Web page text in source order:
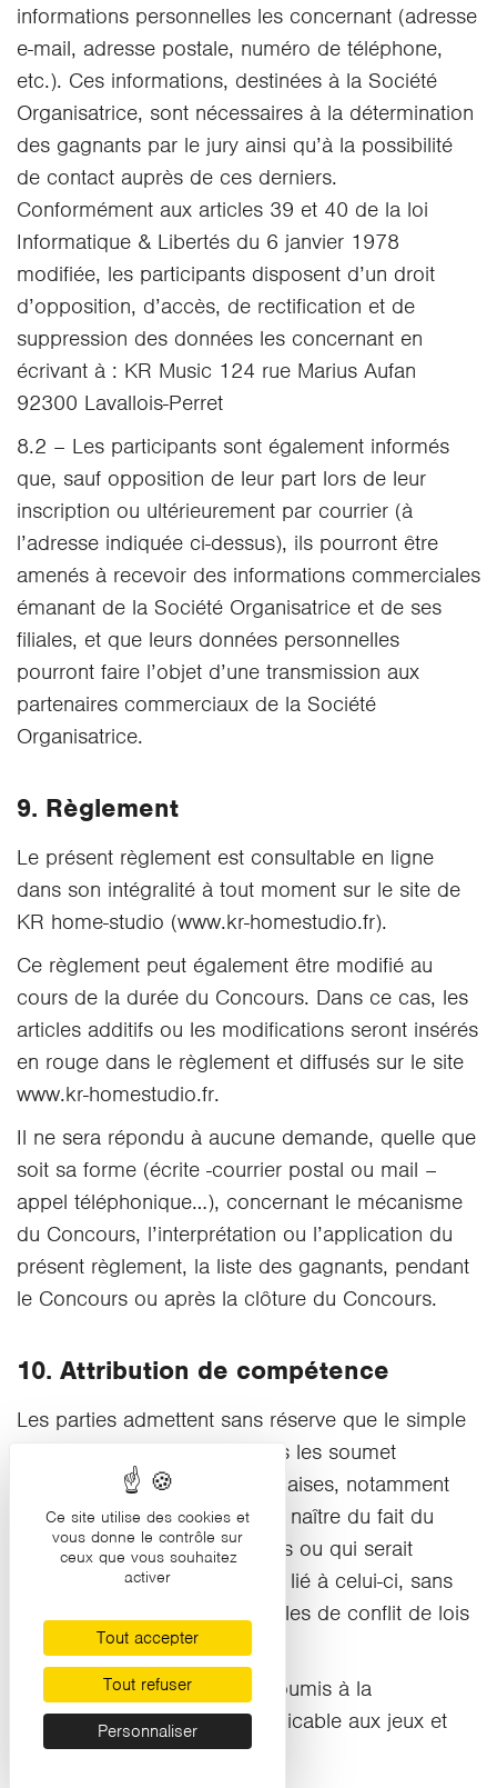
informations personnelles les concernant (adresse
e-mail, adresse postale, numéro de téléphone,
etc.). Ces informations, destinées à la Société
Organisatrice, sont nécessaires à la détermination
des gagnants par le jury ainsi qu’à la possibilité
de contact auprès de ces derniers.
Conformément aux articles 39 et 40 de la loi
Informatique & Libertés du 6 janvier 1978
modifiée, les participants disposent d’un droit
d’opposition, d’accès, de rectification et de
suppression des données les concernant en
écrivant à : KR Music 124 rue Marius Aufan
92300 Lavallois-Perret
8.2 – Les participants sont également informés
que, sauf opposition de leur part lors de leur
inscription ou ultérieurement par courrier (à
l’adresse indiquée ci-dessus), ils pourront être
amenés à recevoir des informations commerciales
émanant de la Société Organisatrice et de ses
filiales, et que leurs données personnelles
pourront faire l’objet d’une transmission aux
partenaires commerciaux de la Société
Organisatrice.
9. Règlement
Le présent règlement est consultable en ligne
dans son intégralité à tout moment sur le site de
KR home-studio (www.kr-homestudio.fr).
Ce règlement peut également être modifié au
cours de la durée du Concours. Dans ce cas, les
articles additifs ou les modifications seront insérés
en rouge dans le règlement et diffusés sur le site
www.kr-homestudio.fr.
Il ne sera répondu à aucune demande, quelle que
soit sa forme (écrite -courrier postal ou mail –
appel téléphonique…), concernant le mécanisme
du Concours, l’interprétation ou l’application du
présent règlement, la liste des gagnants, pendant
le Concours ou après la clôture du Concours.
10. Attribution de compétence
Les parties admettent sans réserve que le simple
fait de participer au Concours les soumet
obligatoirement aux lois françaises, notamment
pour tout litige qui viendrait à naître du fait du
Concours objet des présentes ou qui serait
directement ou indirectement lié à celui-ci, sans
préjudice des éventuelles règles de conflit de lois
pouvant exister.
Les participants sont donc soumis à la
réglementation française applicable aux jeux et
concours.
Ce site utilise des cookies et
vous donne le contrôle sur
ceux que vous souhaitez
activer
Tout accepter
Tout refuser
Personnaliser